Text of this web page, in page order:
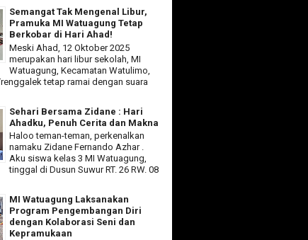
Semangat Tak Mengenal Libur,
Pramuka MI Watuagung Tetap
Berkobar di Hari Ahad!
Meski Ahad, 12 Oktober 2025
merupakan hari libur sekolah, MI
Watuagung, Kecamatan Watulimo,
tetap ramai dengan suara
Sehari Bersama Zidane : Hari
Ahadku, Penuh Cerita dan Makna
Haloo teman-teman, perkenalkan
namaku Zidane Fernando Azhar .
Aku siswa kelas 3 MI Watuagung,
tinggal di Dusun Suwur RT. 26 RW. 08
MI Watuagung Laksanakan
Program Pengembangan Diri
dengan Kolaborasi Seni dan
Kepramukaan